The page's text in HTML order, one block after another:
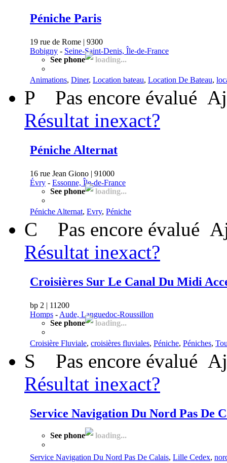
Péniche Paris
19 rue de Rome | 9300
Bobigny - Seine-Saint-Denis, Île-de-France
See phone
loading...
Animations, Diner, Location bateau, Location De Bateau,
P Pas encore évalué
Résultat inexact?
Péniche Alternat
16 rue Jean Giono | 91000
Évry - Essonne, Île-de-France
See phone
loading...
Péniche Alternat, Evry, Péniche
C Pas encore évalué
Résultat inexact?
Croisières Sur Le Canal Du Midi
bp 2 | 11200
Homps - Aude, Languedoc-Roussillon
See phone
loading...
Croisière Fluviale, croisières fluviales, Péniche, Péniches,
S Pas encore évalué
Résultat inexact?
Service Navigation Du Nord Pas De
See phone loading...
Service Navigation Du Nord Pas De Calais, Lille Cedex,